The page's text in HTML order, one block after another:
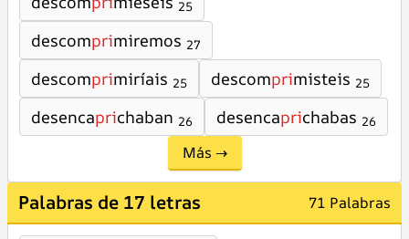
25
descomprimiremos 27
descomprimiríais 25 descomprimisteis 25
desencaprichaban 26 desencaprichabas 26
Más →
Palabras de 17 letras 71 Palabras